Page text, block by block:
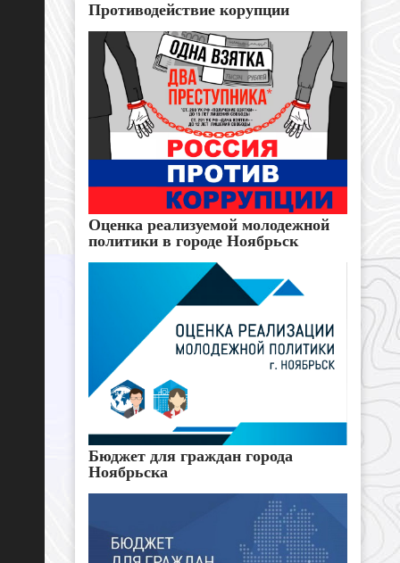
Противодействие корупции
Оценка реализуемой молодежной
политики в городе Ноябрьск
Бюджет для граждан города
Ноябрьска